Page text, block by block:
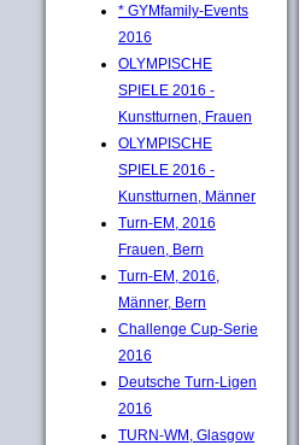
* GYMfamily-Events
2016
OLYMPISCHE
SPIELE 2016 -
Kunstturnen, Frauen
OLYMPISCHE
SPIELE 2016 -
Kunstturnen, Männer
Turn-EM, 2016
Frauen, Bern
Turn-EM, 2016,
Männer, Bern
Challenge Cup-Serie
2016
Deutsche Turn-Ligen
2016
TURN-WM, Glasgow